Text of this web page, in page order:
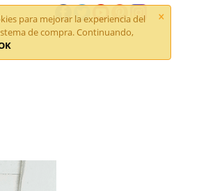
×
para mejorar la experiencia del
de compra. Continuando,